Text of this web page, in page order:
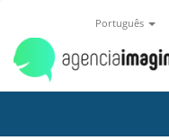
Português